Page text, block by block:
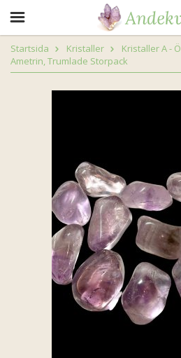
Startsida Kristaller Kristaller A - Ö
Ametrin, Trumlade Storpack